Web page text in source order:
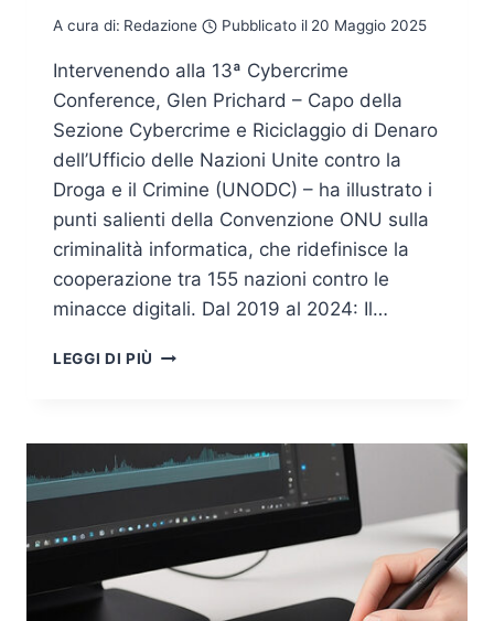
A cura di: Redazione Pubblicato il 20 Maggio 2025
Intervenendo alla 13ª Cybercrime
Conference, Glen Prichard – Capo della
Sezione Cybercrime e Riciclaggio di Denaro
dell’Ufficio delle Nazioni Unite contro la
Droga e il Crimine (UNODC) – ha illustrato i
punti salienti della Convenzione ONU sulla
criminalità informatica, che ridefinisce la
cooperazione tra 155 nazioni contro le
minacce digitali. Dal 2019 al 2024: Il…
LEGGI DI PIÙ LA
CONTRO
IL
UN
STORICO
NELLA
LOTTA